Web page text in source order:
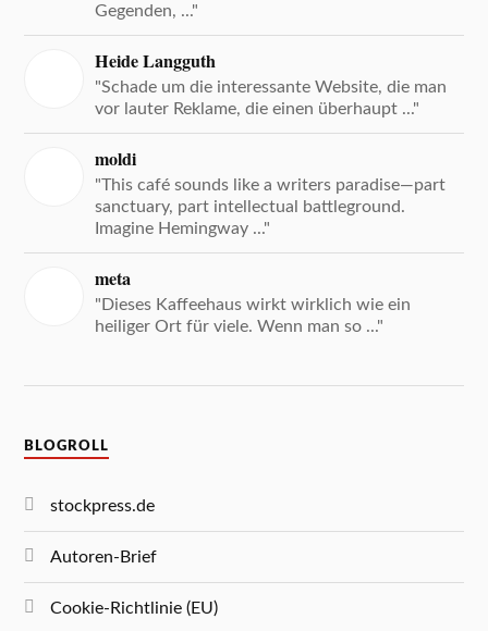
Gegenden, ..."
Heide Langguth
"Schade um die interessante Website, die man
vor lauter Reklame, die einen überhaupt ..."
moldi
"This café sounds like a writers paradise—part
sanctuary, part intellectual battleground.
Imagine Hemingway ..."
meta
"Dieses Kaffeehaus wirkt wirklich wie ein
heiliger Ort für viele. Wenn man so ..."
BLOGROLL
stockpress.de
Autoren-Brief
Cookie-Richtlinie (EU)